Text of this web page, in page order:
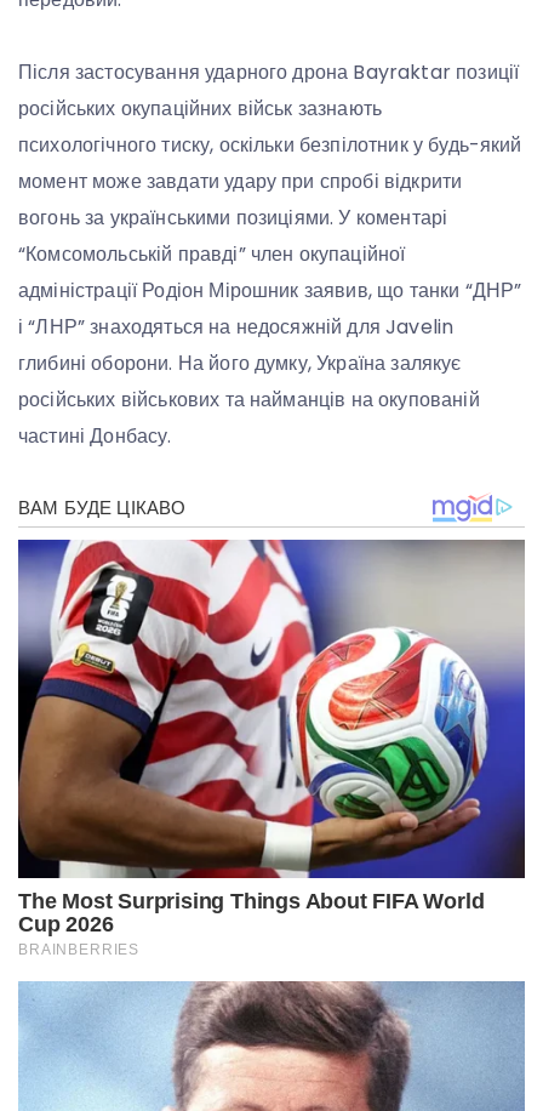
Після застосування ударного дрона Bayraktar позиції
російських окупаційних військ зазнають
психологічного тиску, оскільки безпілотник у будь-який
момент може завдати удару при спробі відкрити
вогонь за українськими позиціями. У коментарі
“Комсомольській правді” член окупаційної
адміністрації Родіон Мірошник заявив, що танки “ДНР”
і “ЛНР” знаходяться на недосяжній для Javelin
глибині оборони. На його думку, Україна залякує
російських військових та найманців на окупованій
частині Донбасу.